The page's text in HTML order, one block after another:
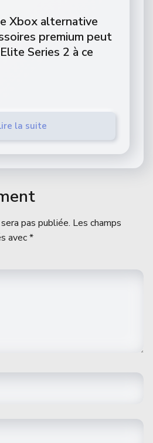
Xbox alternative
premium peut
Series 2 à ce
la suite
pas publiée. Les champs
avec*